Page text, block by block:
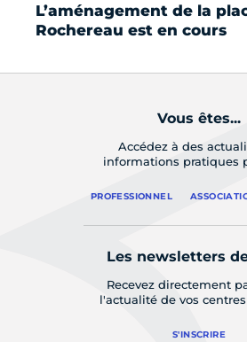
L’aménagement de la
Rochereau est en cours
Vous êtes...
Accédez à des
informations pratiques
PROFESSIONNEL
Les newsletters
Recevez directement
l'actualité de vos
S'INSCRIRE